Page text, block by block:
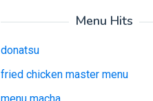
Menu Hits
donatsu
fried chicken master menu